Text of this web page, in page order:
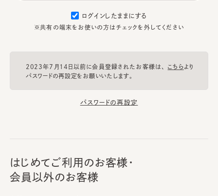
ログインしたままにする
※共有の端末をお使いの方はチェックを外してください
2023年7月14日以前に会員登録されたお客様は、 こちらより
パスワードの再設定をお願いいたします。
パスワードの再設定
はじめてご利用のお客様・
会員以外のお客様